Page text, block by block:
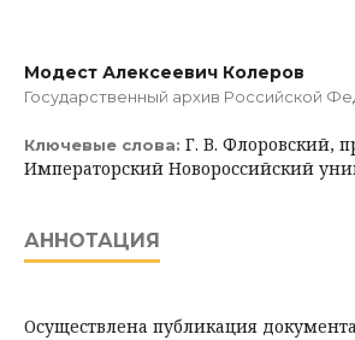
Модест Алексеевич Колеров
Государственный архив Российской
Ключевые слова: Г. В. Флоровский,
Императорский Новороссийский
АННОТАЦИЯ
Осуществлена публикация